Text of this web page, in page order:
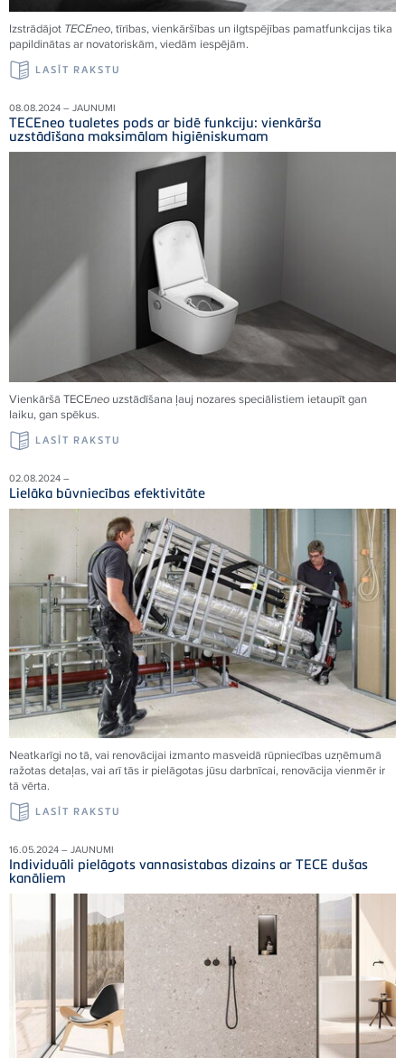
Izstrādājot TECEneo, tīrības, vienkāršības un ilgtspējības pamatfunkcijas tika
papildinātas ar novatoriskām, viedām iespējām.
LASĪT RAKSTU
08.08.2024 – JAUNUMI
TECEneo tualetes pods ar bidē funkciju: vienkārša
uzstādīšana maksimālam higiēniskumam
Vienkāršā TECEneo uzstādīšana ļauj nozares speciālistiem ietaupīt gan
laiku, gan spēkus.
LASĪT RAKSTU
02.08.2024 –
Lielāka būvniecības efektivitāte
Neatkarīgi no tā, vai renovācijai izmanto masveidā rūpniecības uzņēmumā
ražotas detaļas, vai arī tās ir pielāgotas jūsu darbnīcai, renovācija vienmēr ir
tā vērta.
LASĪT RAKSTU
16.05.2024 – JAUNUMI
Individuāli pielāgots vannasistabas dizains ar TECE dušas
kanāliem